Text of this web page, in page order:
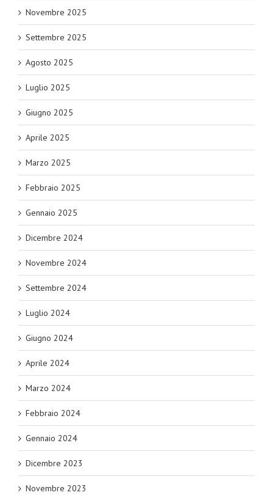
Novembre 2025
Settembre 2025
Agosto 2025
Luglio 2025
Giugno 2025
Aprile 2025
Marzo 2025
Febbraio 2025
Gennaio 2025
Dicembre 2024
Novembre 2024
Settembre 2024
Luglio 2024
Giugno 2024
Aprile 2024
Marzo 2024
Febbraio 2024
Gennaio 2024
Dicembre 2023
Novembre 2023